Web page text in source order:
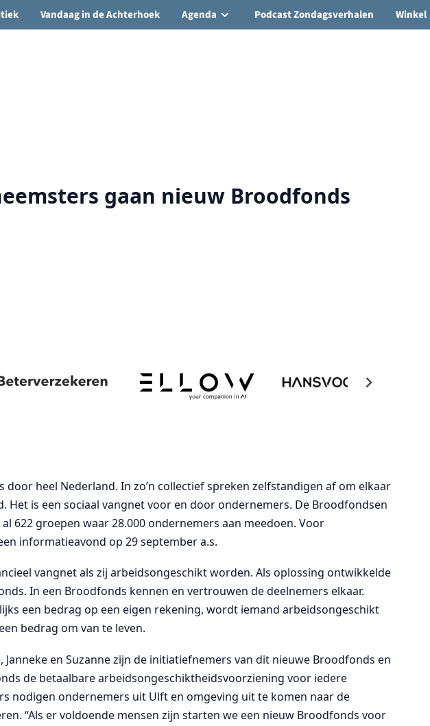
15° / 24°Vandaag in de Achterhoek Agenda Podcast Zondagsverhalen Winkel
gaan nieuw Broodfonds
door heel Nederland. In zo’n collectief spreken zelfstandigen af om elkaar
Het is een sociaal vangnet voor en door ondernemers. De Broodfondsen
622 groepen waar 28.000 ondernemers aan meedoen. Voor
informatieavond op 29 september a.s.
vangnet als zij arbeidsongeschikt worden. Als oplossing ontwikkelde
In een Broodfonds kennen en vertrouwen de deelnemers elkaar.
een bedrag op een eigen rekening, wordt iemand arbeidsongeschikt
bedrag om van te leven.
en Suzanne zijn de initiatiefnemers van dit nieuwe Broodfonds en
de betaalbare arbeidsongeschiktheidsvoorziening voor iedere
nodigen ondernemers uit Ulft en omgeving uit te komen naar de
“Als er voldoende mensen zijn starten we een nieuw Broodfonds voor